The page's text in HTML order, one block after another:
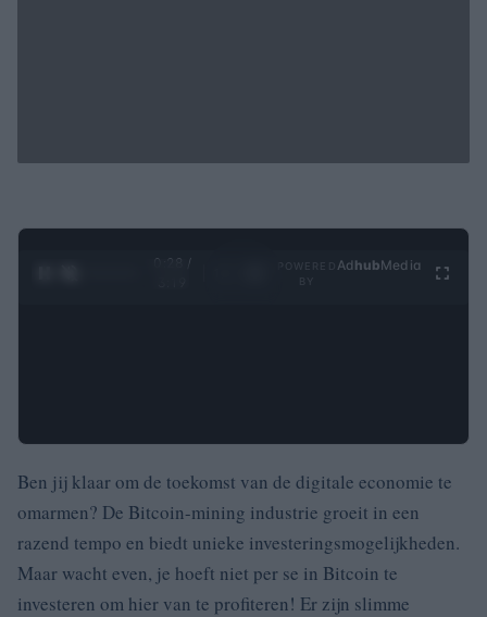
0:29 /
Ad hubMedia
Ben jij klaar om de toekomst van de digitale economie te
omarmen? De Bitcoin-mining industrie groeit in een
razend tempo en biedt unieke investeringsmogelijkheden.
Maar wacht even, je hoeft niet per se in Bitcoin te
investeren om hier van te profiteren! Er zijn slimme